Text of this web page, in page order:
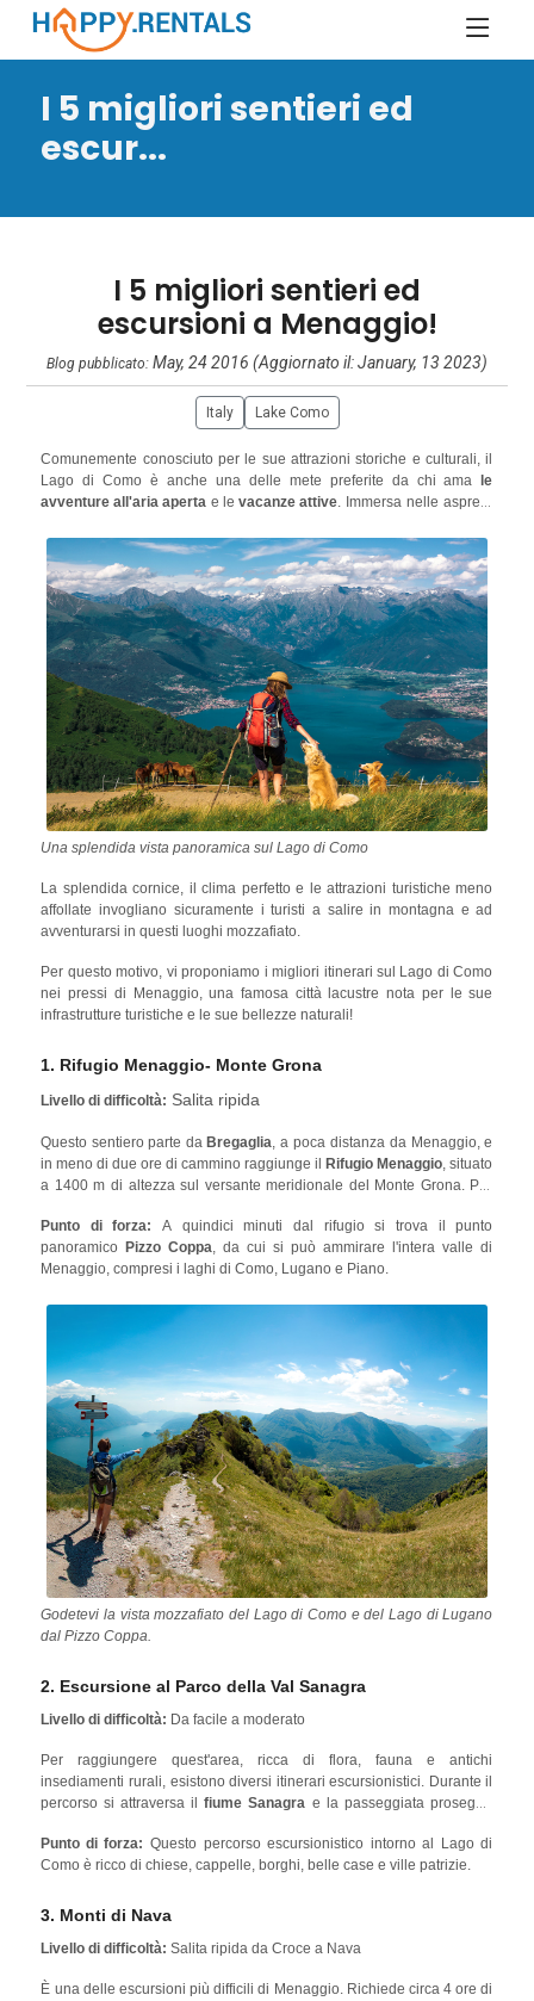
I 5 migliori sentieri ed
escur...
I 5 migliori sentieri ed
escursioni a Menaggio!
Blog pubblicato: May, 24 2016 (Aggiornato il: January, 13 2023)
Italy Lake Como
Comunemente conosciuto per le sue attrazioni storiche e culturali, il
Lago di Como è anche una delle mete preferite da chi ama
le
avventure all'aria aperta e levacanze attive. Immersa nelle aspre e
cui una varietà di sentieri per escursioni e passeggiate in montagna,
oltre ad alcuni dei migliori punti di balneazione intorno al
maestoso lago.
Una splendida vista panoramica sul Lago di Como
La splendida cornice, il clima perfetto e le attrazioni turistiche meno
affollate invogliano sicuramente i turisti a salire in montagna e ad
avventurarsi in questi luoghi mozzafiato.
Per questo motivo, vi proponiamo i migliori itinerari sul Lago di Como
nei pressi di Menaggio, una famosa città lacustre nota per le sue
infrastrutture turistiche e le sue bellezze naturali!
1. Rifugio Menaggio- Monte Grona
Livello di difficoltà: Salita ripida
Questo sentiero parte da Bregaglia, a poca distanza da Menaggio, e
in meno di due ore di cammino raggiunge il
Rifugio Menaggio, situato
a 1400 m di altezza sul versante meridionale del Monte Grona. Per
itinerario rappresenta l'occasione perfetta, poiché è possibile
prolungare l'escursione sulMonte Grona(1736 m) e sulMonte
Bregagno(2107 m). Lungo il percorso, si incontrano diverse fontane
paesaggio che circonda il Lago di Como.
Punto di forza:
A quindici minuti dal rifugio si trova il punto
panoramico Pizzo Coppa, da cui si può ammirare l'intera valle di
Menaggio, compresi i laghi di Como, Lugano e Piano.
Godetevi la vista mozzafiato del Lago di Como e del Lago di Lugano
dal Pizzo Coppa.
2. Escursione al Parco della Val Sanagra
Livello di difficoltà: Da facile a moderato
Per raggiungere quest'area, ricca di flora, fauna e antichi
insediamenti rurali, esistono diversi itinerari escursionistici. Durante il
percorso si attraversa il
fiume Sanagra e la passeggiata prosegue
percorre, ci si imbatte in tracce di costruzioni tradizionali come mulini,
cave di calce e fornaci oppure si può attraversare il bosco. Nel caso in
attimo per vedereIl Rogolone
Punto di forza: Questo percorso escursionistico intorno al Lago di
Como è ricco di chiese, cappelle, borghi, belle case e ville patrizie.
3. Monti di Nava
Livello di difficoltà: Salita ripida da Croce a Nava
È una delle escursioni più difficili di Menaggio. Richiede circa 4 ore di